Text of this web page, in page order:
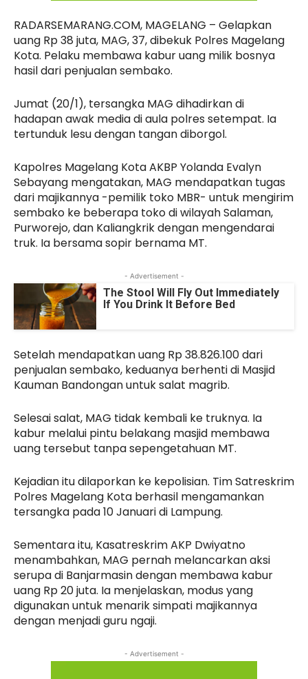
RADARSEMARANG.COM, MAGELANG – Gelapkan
uang Rp 38 juta, MAG, 37, dibekuk Polres Magelang
Kota. Pelaku membawa kabur uang milik bosnya
hasil dari penjualan sembako.
Jumat (20/1), tersangka MAG dihadirkan di
hadapan awak media di aula polres setempat. Ia
tertunduk lesu dengan tangan diborgol.
Kapolres Magelang Kota AKBP Yolanda Evalyn
Sebayang mengatakan, MAG mendapatkan tugas
dari majikannya -pemilik toko MBR- untuk mengirim
sembako ke beberapa toko di wilayah Salaman,
Purworejo, dan Kaliangkrik dengan mengendarai
truk. Ia bersama sopir bernama MT.
- Advertisement -
The Stool Will Fly Out Immediately
If You Drink It Before Bed
Setelah mendapatkan uang Rp 38.826.100 dari
penjualan sembako, keduanya berhenti di Masjid
Kauman Bandongan untuk salat magrib.
Selesai salat, MAG tidak kembali ke truknya. Ia
kabur melalui pintu belakang masjid membawa
uang tersebut tanpa sepengetahuan MT.
Kejadian itu dilaporkan ke kepolisian. Tim Satreskrim
Polres Magelang Kota berhasil mengamankan
tersangka pada 10 Januari di Lampung.
Sementara itu, Kasatreskrim AKP Dwiyatno
menambahkan, MAG pernah melancarkan aksi
serupa di Banjarmasin dengan membawa kabur
uang Rp 20 juta. Ia menjelaskan, modus yang
digunakan untuk menarik simpati majikannya
dengan menjadi guru ngaji.
- Advertisement -